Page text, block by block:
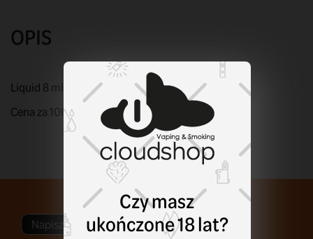
OPIS
Liquid 8 ml. Sól nikotynowa. Moc: 20 mg nikotyny.
Cena za 100 ml: 437,38
Napisz swoją opinię
Czy masz
ukończone 18 lat?